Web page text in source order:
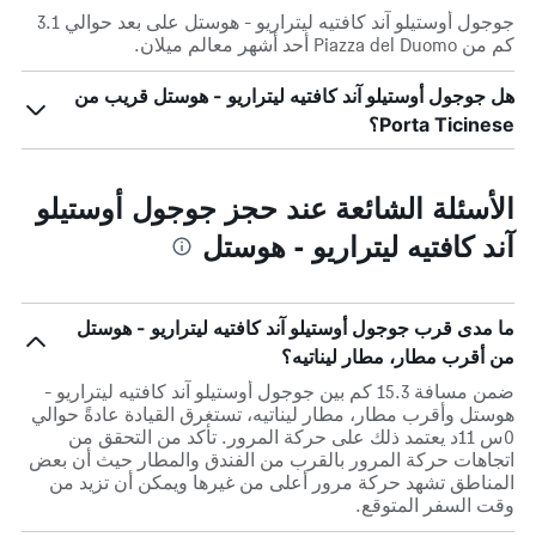
جوجول أوستيلو آند كافتيه ليتراريو - هوستل على بعد حوالي 3.1
كم من Piazza del Duomo أحد أشهر معالم ميلان.
هل جوجول أوستيلو آند كافتيه ليتراريو - هوستل قريب من
Porta Ticinese؟
الأسئلة الشائعة عند حجز جوجول أوستيلو
آند كافتيه ليتراريو - هوستل
ما مدى قرب جوجول أوستيلو آند كافتيه ليتراريو - هوستل
من أقرب مطار، مطار ليناتيه؟
ضمن مسافة 15.3 كم بين جوجول أوستيلو آند كافتيه ليتراريو -
هوستل وأقرب مطار، مطار ليناتيه، تستغرق القيادة عادةً حوالي
0س 11د يعتمد ذلك على حركة المرور. تأكد من التحقق من
اتجاهات حركة المرور بالقرب من الفندق والمطار حيث أن بعض
المناطق تشهد حركة مرور أعلى من غيرها ويمكن أن تزيد من
وقت السفر المتوقع.